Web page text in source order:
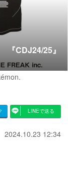
『CDJ24/25』
LINEで送る
2024.10.23 12:34